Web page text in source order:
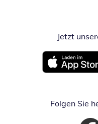
Jetzt
Öffnet in
Folgen Sie